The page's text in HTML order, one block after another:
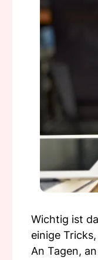
Wichtig ist
einige
An Tagen,